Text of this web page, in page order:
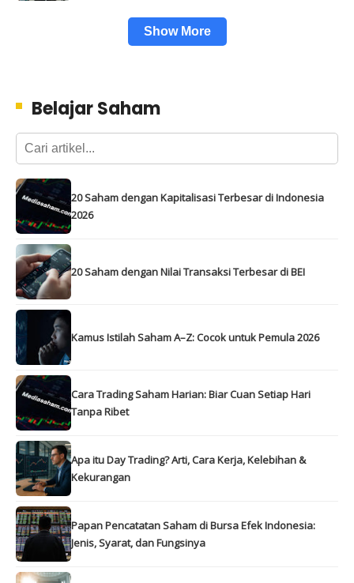
Show More
Belajar Saham
20 Saham dengan Kapitalisasi Terbesar di Indonesia
2026
20 Saham dengan Nilai Transaksi Terbesar di BEI
Kamus Istilah Saham A–Z: Cocok untuk Pemula 2026
Cara Trading Saham Harian: Biar Cuan Setiap Hari
Tanpa Ribet
Apa itu Day Trading? Arti, Cara Kerja, Kelebihan &
Kekurangan
Papan Pencatatan Saham di Bursa Efek Indonesia:
Jenis, Syarat, dan Fungsinya